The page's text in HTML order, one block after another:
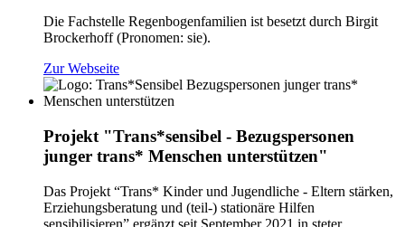
Die Fachstelle Regenbogenfamilien ist besetzt durch Birgit
Brockerhoff (Pronomen: sie).
Zur Webseite
Projekt "Trans*sensibel - Bezugspersonen
junger trans* Menschen unterstützen"
Das Projekt “Trans* Kinder und Jugendliche - Eltern stärken,
Erziehungsberatung und (teil-) stationäre Hilfen
sensibilisieren” ergänzt seit September 2021 in steter